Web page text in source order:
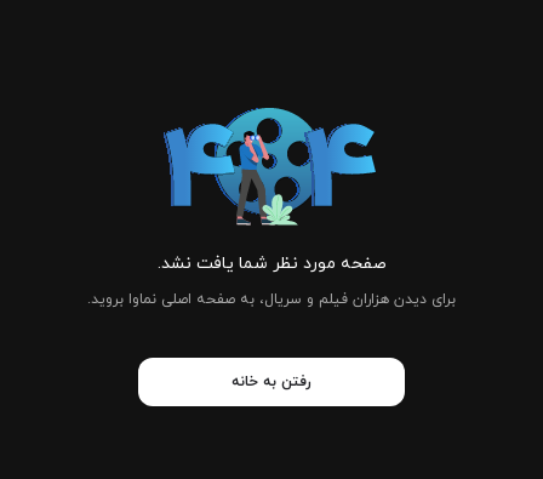
صفحه مورد نظر شما یافت نشد.
برای دیدن هزاران فیلم و سریال، به صفحه اصلی نماوا بروید.
رفتن به خانه